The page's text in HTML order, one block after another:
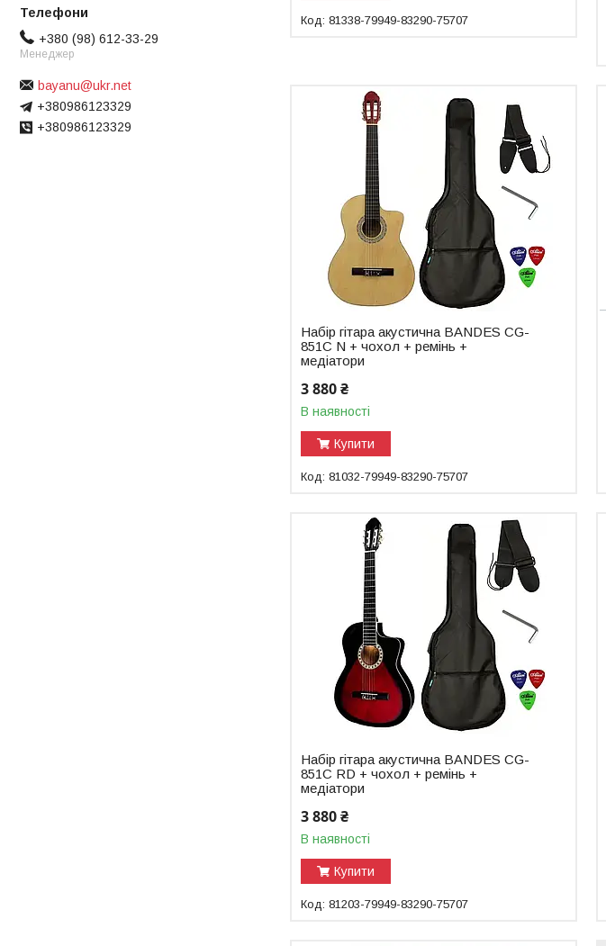
81338-79949-83290-75707
Набір гітара акустична BANDES CG-
851С N + чохол + ремінь +
медіатори
3 880 ₴
В наявності
Купити
81032-79949-83290-75707
Набір гітара акустична BANDES CG-
851C RD + чохол + ремінь +
медіатори
3 880 ₴
В наявності
Купити
81203-79949-83290-75707
+380 (98) 612-33-29
Менеджер
bayanu@ukr.net
+380986123329
+380986123329